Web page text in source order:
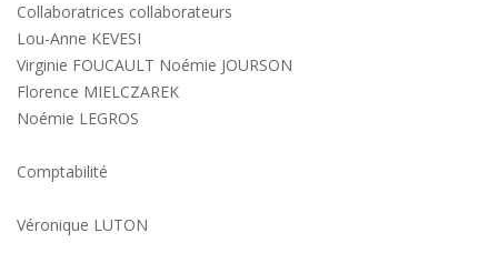
Collaboratrices collaborateurs
Lou-Anne KEVESI
Virginie FOUCAULT Noémie JOURSON
Florence MIELCZAREK
Noémie LEGROS
Comptabilité
Véronique LUTON